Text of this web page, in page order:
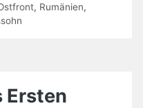
, Rumänien,
Ersten